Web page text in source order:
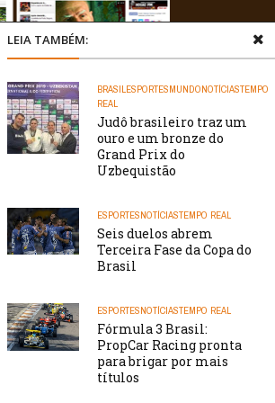
LEIA TAMBÉM:
BRASILESPORTESMUNDONOTÍCIASTEMPO
REAL
Judô brasileiro traz um
ouro e um bronze do
Grand Prix do
Uzbequistão
ESPORTESNOTÍCIASTEMPO REAL
Seis duelos abrem
Terceira Fase da Copa do
Brasil
ESPORTESNOTÍCIASTEMPO REAL
Fórmula 3 Brasil:
PropCar Racing pronta
para brigar por mais
títulos
/// WebtivaHOSTING